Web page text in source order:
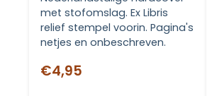
met stofomslag. Ex Libris
relief stempel voorin. Pagina's
netjes en onbeschreven.
€4,95